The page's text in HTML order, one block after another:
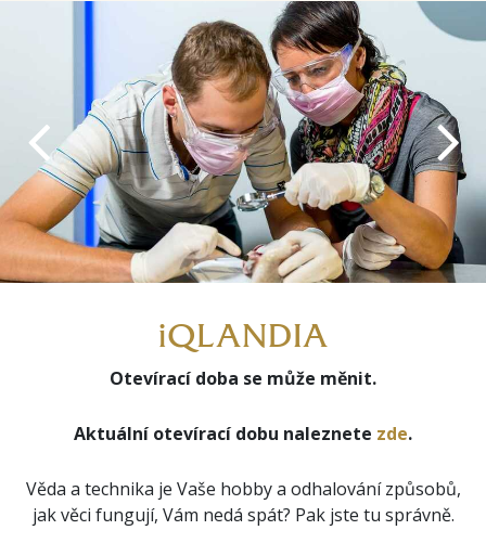
iQLANDIA
Otevírací doba se může měnit.
Aktuální otevírací dobu naleznete zde.
Věda a technika je Vaše hobby a odhalování způsobů,
jak věci fungují, Vám nedá spát? Pak jste tu správně.